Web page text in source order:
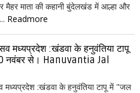
मैहर माता की कहानी बुंदेलखंड में आल्हा और
Readmore
मध्यप्रदेश :खंडवा के हनुवंतिया टापू
नवंबर से। Hanuvantia Jal
मध्यप्रदेश :खंडवा के हनुवंतिया टापू में "जल